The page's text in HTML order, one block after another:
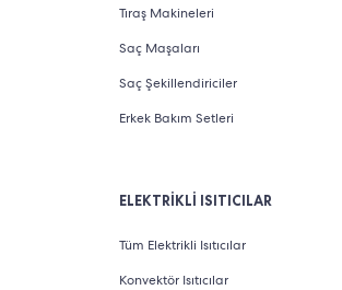
Tıraş Makineleri
Saç Maşaları
Saç Şekillendiriciler
Erkek Bakım Setleri
ELEKTRİKLİ ISITICILAR
Tüm Elektrikli Isıtıcılar
Konvektör Isıtıcılar